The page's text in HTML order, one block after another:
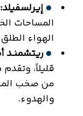
إيرلسفيلد:
المساحات
الهواء
ريتشمنـد
قليلاً،
من صخب
والهدوء.